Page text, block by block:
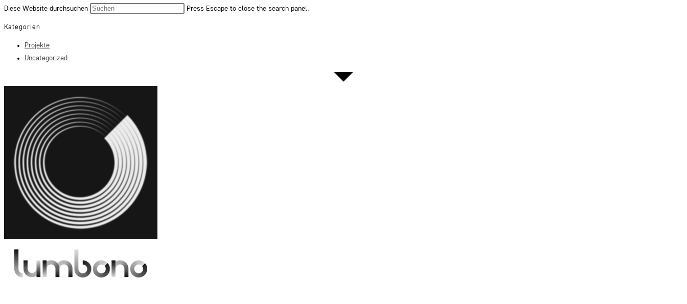
Diese Website durchsuchen Press Escape to close the search panel.
Kategorien
Projekte
Uncategorized